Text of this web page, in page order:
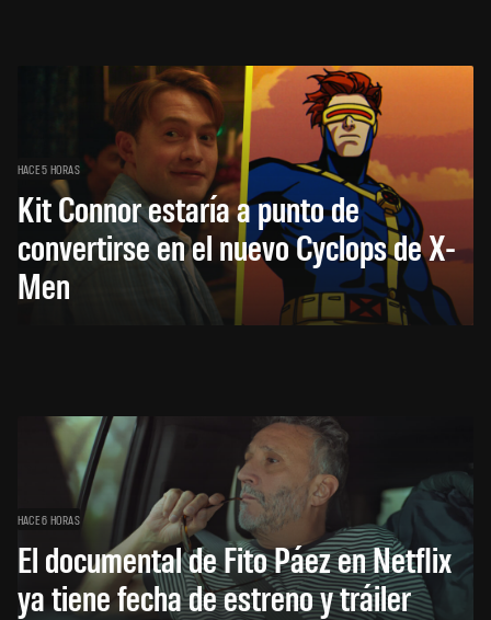
HACE 5 HORAS
Kit Connor estaría a punto de
convertirse en el nuevo Cyclops de X-
Men
HACE 6 HORAS
El documental de Fito Páez en Netflix
ya tiene fecha de estreno y tráiler